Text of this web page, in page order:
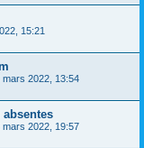
15:21
mars 2022, 13:54
mars 2022, 19:57